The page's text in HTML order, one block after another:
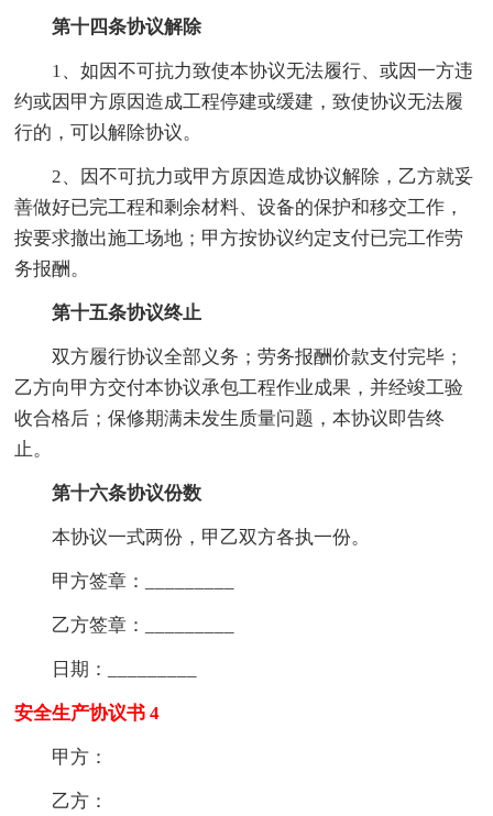
第十四条协议解除
1、如因不可抗力致使本协议无法履行、或因一方违
约或因甲方原因造成工程停建或缓建，致使协议无法履
行的，可以解除协议。
2、因不可抗力或甲方原因造成协议解除，乙方就妥
善做好已完工程和剩余材料、设备的保护和移交工作，
按要求撤出施工场地；甲方按协议约定支付已完工作劳
务报酬。
第十五条协议终止
双方履行协议全部义务；劳务报酬价款支付完毕；
乙方向甲方交付本协议承包工程作业成果，并经竣工验
收合格后；保修期满未发生质量问题，本协议即告终
止。
第十六条协议份数
本协议一式两份，甲乙双方各执一份。
甲方签章：_________
乙方签章：_________
日期：_________
安全生产协议书 4
甲方：
乙方：